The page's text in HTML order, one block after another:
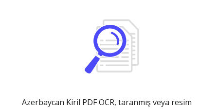
Azerbaycan Kiril PDF OCR, taranmış veya resim